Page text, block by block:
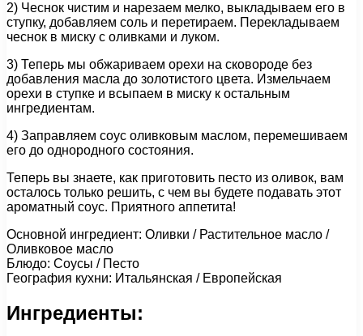
2) Чеснок чистим и нарезаем мелко, выкладываем его в
ступку, добавляем соль и перетираем. Перекладываем
чеснок в миску с оливками и луком.
3) Теперь мы обжариваем орехи на сковороде без
добавления масла до золотистого цвета. Измельчаем
орехи в ступке и всыпаем в миску к остальным
ингредиентам.
4) Заправляем соус оливковым маслом, перемешиваем
его до однородного состояния.
Теперь вы знаете, как приготовить песто из оливок, вам
осталось только решить, с чем вы будете подавать этот
ароматный соус. Приятного аппетита!
Основной ингредиент: Оливки / Растительное масло /
Оливковое масло
Блюдо: Соусы / Песто
География кухни: Итальянская / Европейская
Ингредиенты: